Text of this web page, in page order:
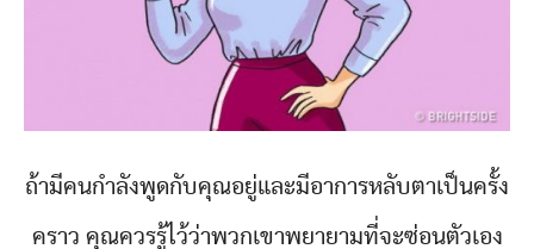
ถ้ามีคนกำลังพูดกับคุณอยู่และมีอาการหลับตาเป็นครั้ง
คราว คุณควรรู้ไว้ว่าพวกเขาพยายามที่จะซ่อนตัวเอง